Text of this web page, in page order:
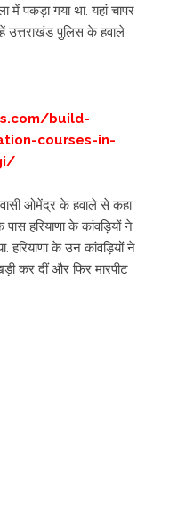
में पकड़ा गया था. यहां चापर
उत्तराखंड पुलिस के हवाले
build-
courses-in-
ओमेंद्र के हवाले से कहा
हरियाणा के कांवड़ियों ने
के उन कांवड़ियों ने
कर दीं और फिर मारपीट